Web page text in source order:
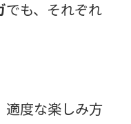
でも、それぞれ
適度な楽しみ方